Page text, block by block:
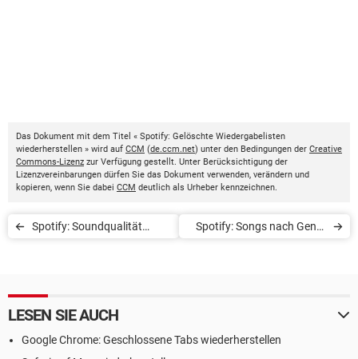
Das Dokument mit dem Titel « Spotify: Gelöschte Wiedergabelisten
wiederherstellen » wird auf CCM (de.ccm.net) unter den Bedingungen der Creative
Commons-Lizenz zur Verfügung gestellt. Unter Berücksichtigung der
Lizenzvereinbarungen dürfen Sie das Dokument verwenden, verändern und
kopieren, wenn Sie dabei CCM deutlich als Urheber kennzeichnen.
Spotify: Soundqualität
Spotify: Songs nach Genre
LESEN SIE AUCH
Google Chrome: Geschlossene Tabs wiederherstellen